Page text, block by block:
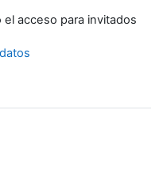
acceso para invitados